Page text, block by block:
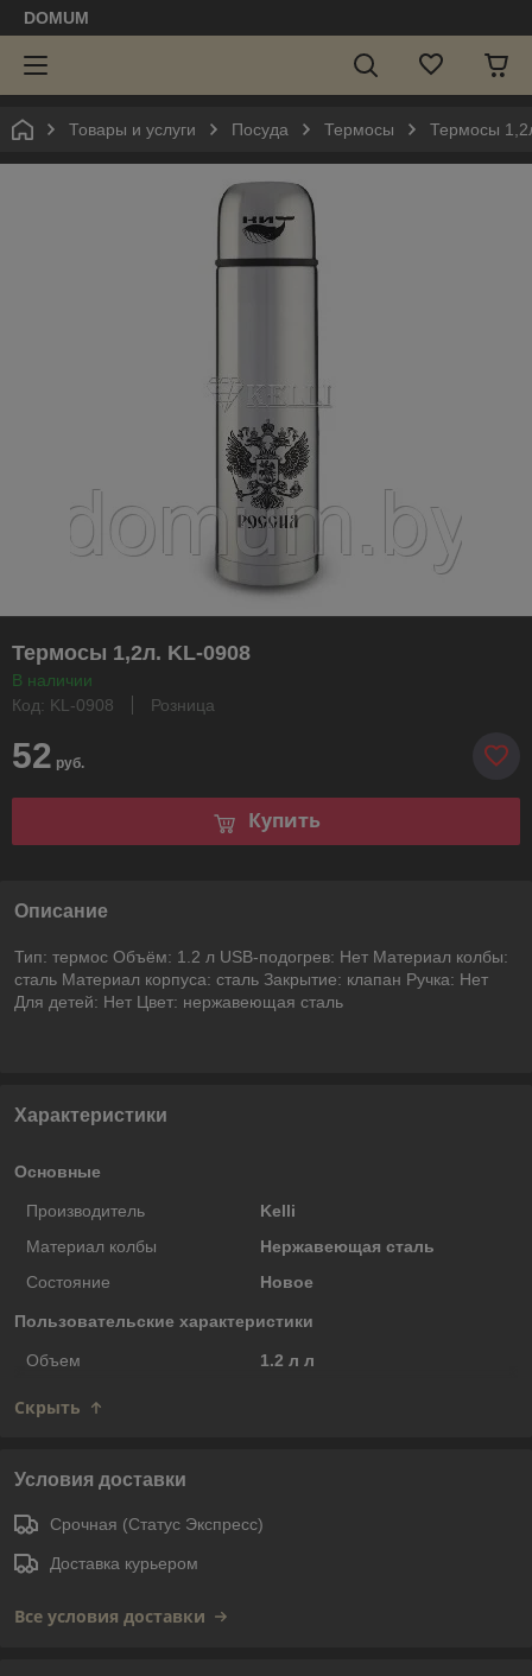
DOMUM
Товары и услуги Посуда Термосы Термосы
Термосы 1,2л. KL-0908
В наличии
Код: KL-0908
Розница
52 руб.
Купить
Описание
Тип: термос Объём: 1.2 л USB-подогрев: Нет Материал колбы:
сталь Материал корпуса: сталь Закрытие: клапан Ручка: Нет
Для детей: Нет Цвет: нержавеющая сталь
Характеристики
Основные
Производитель
Kelli
Материал колбы
Нержавеющая сталь
Состояние
Новое
Пользовательские характеристики
Объем 1.2 л л
Скрыть
Условия доставки
Срочная (Статус Экспресс)
Доставка курьером
Все условия доставки